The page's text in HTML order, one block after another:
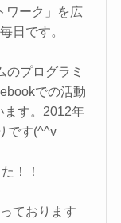
ワーク」を広
日です。
のプログラミ
での活動
ます。2012年
です(^^v
！！
ております